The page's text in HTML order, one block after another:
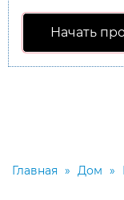
Начать
Главная » Дом »